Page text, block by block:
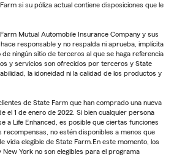
si su póliza actual contiene disposiciones que le
Mutual Automobile Insurance Company y sus
responsable y no respalda ni aprueba, implícita
ningún sitio de terceros al que se haga referencia
y servicios son ofrecidos por terceros y State
la idoneidad ni la calidad de los productos y
de State Farm que han comprado una nueva
el 1 de enero de 2022. Si bien cualquier persona
a Life Enhanced, es posible que ciertas funciones
recompensas, no estén disponibles a menos que
vida elegible de State Farm.En este momento, los
York no son elegibles para el programa